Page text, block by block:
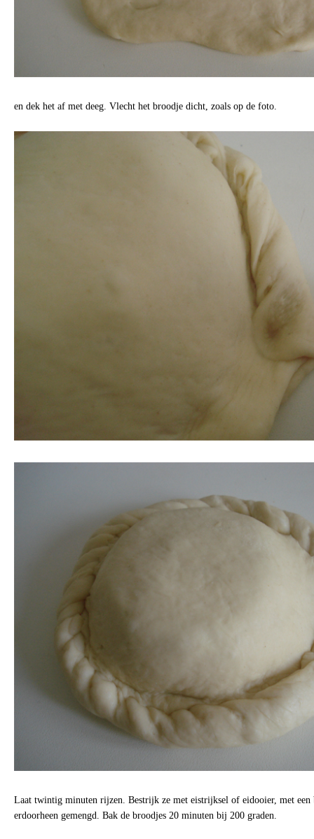
en dek het af met deeg. Vlecht het broodje dicht, zoals op de foto.
Laat twintig minuten rijzen. Bestrijk ze met eistrijksel of eidooier, met een
erdoorheen gemengd. Bak de broodjes 20 minuten bij 200 graden.